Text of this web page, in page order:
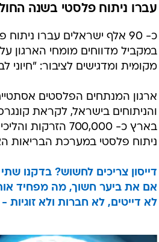
עברו ניתוח פלסטי בשנה החולפת, ובוצעו כ-
מקומית ומדגישים לציבור: "חיוני
ארגון המנתחים הפלסטים
ניתוח פלסטי במערכת הבריאות
דייסון צריכים לחשוש? בדקנו
אם את ביער חשוך, מה מפחיד
לא דייטים, לא חברות ולא